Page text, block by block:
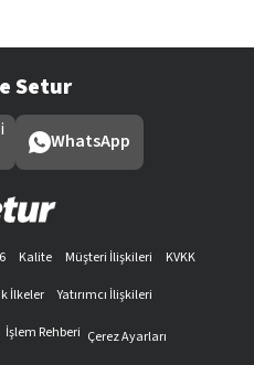
Setur
WhatsApp
Kalite Müşteri İlişkileri
KVKK
İlkeler
Yatırımcı İlişkileri
İşlem Rehberi Çerez Ayarları